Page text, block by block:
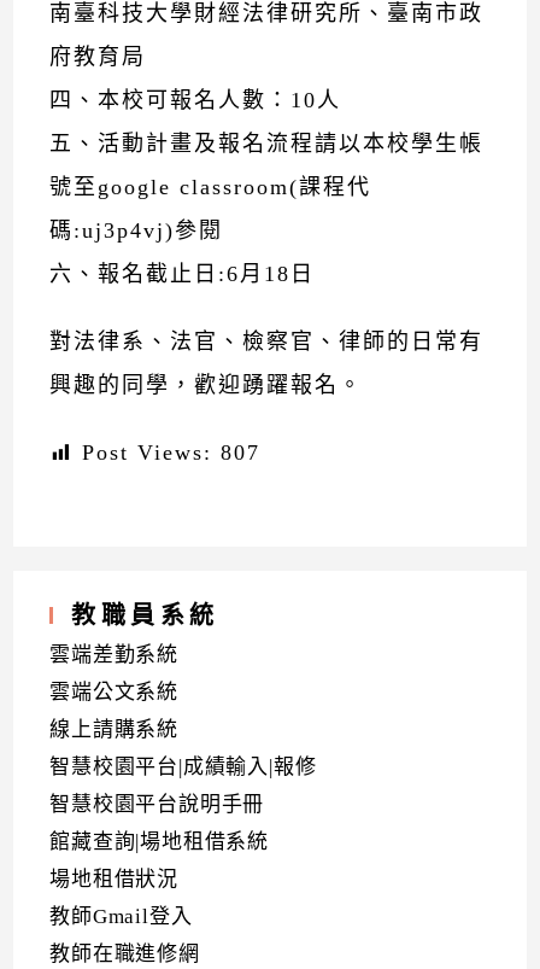
南臺科技大學財經法律研究所、臺南市政
府教育局
四、本校可報名人數：10人
五、活動計畫及報名流程請以本校學生帳
號至google classroom(課程代
碼:uj3p4vj)參閱
六、報名截止日:6月18日
對法律系、法官、檢察官、律師的日常有
興趣的同學，歡迎踴躍報名。
Post Views: 807
教職員系統
雲端差勤系統
雲端公文系統
線上請購系統
智慧校園平台|成績輸入|報修
智慧校園平台說明手冊
館藏查詢|場地租借系統
場地租借狀況
教師Gmail登入
教師在職進修網